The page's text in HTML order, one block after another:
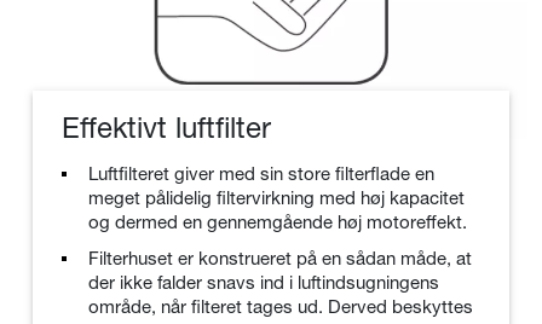
Effektivt luftfilter
Luftfilteret giver med sin store filterflade en
meget pålidelig filtervirkning med høj kapacitet
og dermed en gennemgående høj motoreffekt.
Filterhuset er konstrueret på en sådan måde, at
der ikke falder snavs ind i luftindsugningens
område, når filteret tages ud. Derved beskyttes